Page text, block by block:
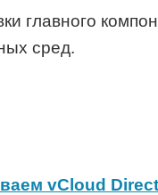
главного
сред.
vCloud